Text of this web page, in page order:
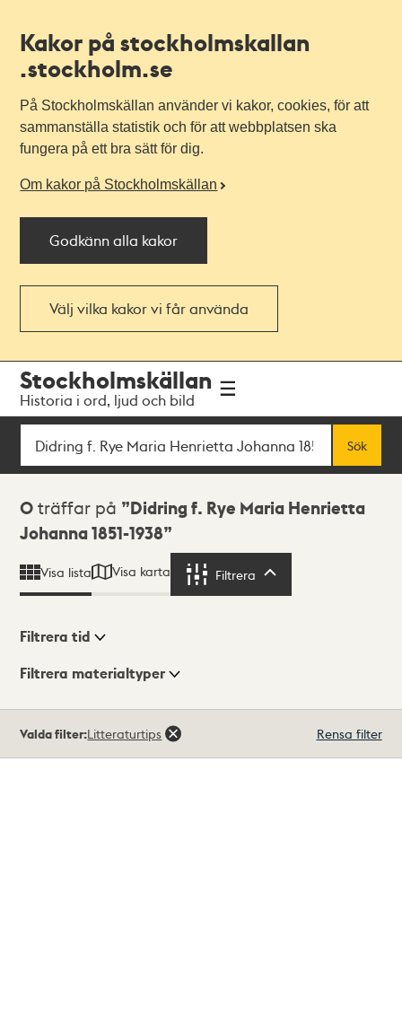
Kakor på stockholmskallan
.stockholm.se
På Stockholmskällan använder vi kakor, cookies, för att
sammanställa statistik och för att webbplatsen ska
fungera på ett bra sätt för dig.
Om kakor på Stockholmskällan
Godkänn alla kakor
Välj vilka kakor vi får använda
navigationen
huvudinnehållet
Stockholmskällan
Historia i ord, ljud och bild
Sök
Sök
Sökresultat
0 träffar på
Didring f. Rye Maria Henrietta
Johanna 1851-1938
Visa lista Visa karta Filtrera
Visningsläge
Filtrera tid
Filtrera materialtyper
träffar
Valda filter:Litteraturtips Rensa filter